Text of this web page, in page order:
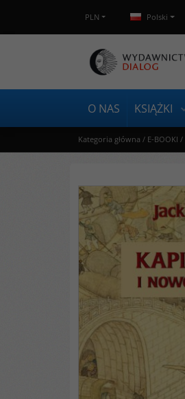
PLN Polski
O NAS KSIĄŻKI
Kategoria główna / E-BOOKI /